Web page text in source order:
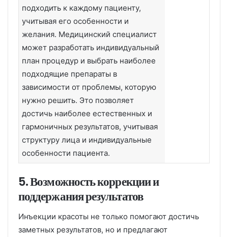
подходить к каждому пациенту,
учитывая его особенности и
желания. Медицинский специалист
может разработать индивидуальный
план процедур и выбрать наиболее
подходящие препараты в
зависимости от проблемы, которую
нужно решить. Это позволяет
достичь наиболее естественных и
гармоничных результатов, учитывая
структуру лица и индивидуальные
особенности пациента.
5. Возможность коррекции и
поддержания результатов
Инъекции красоты не только помогают достичь
заметных результатов, но и предлагают